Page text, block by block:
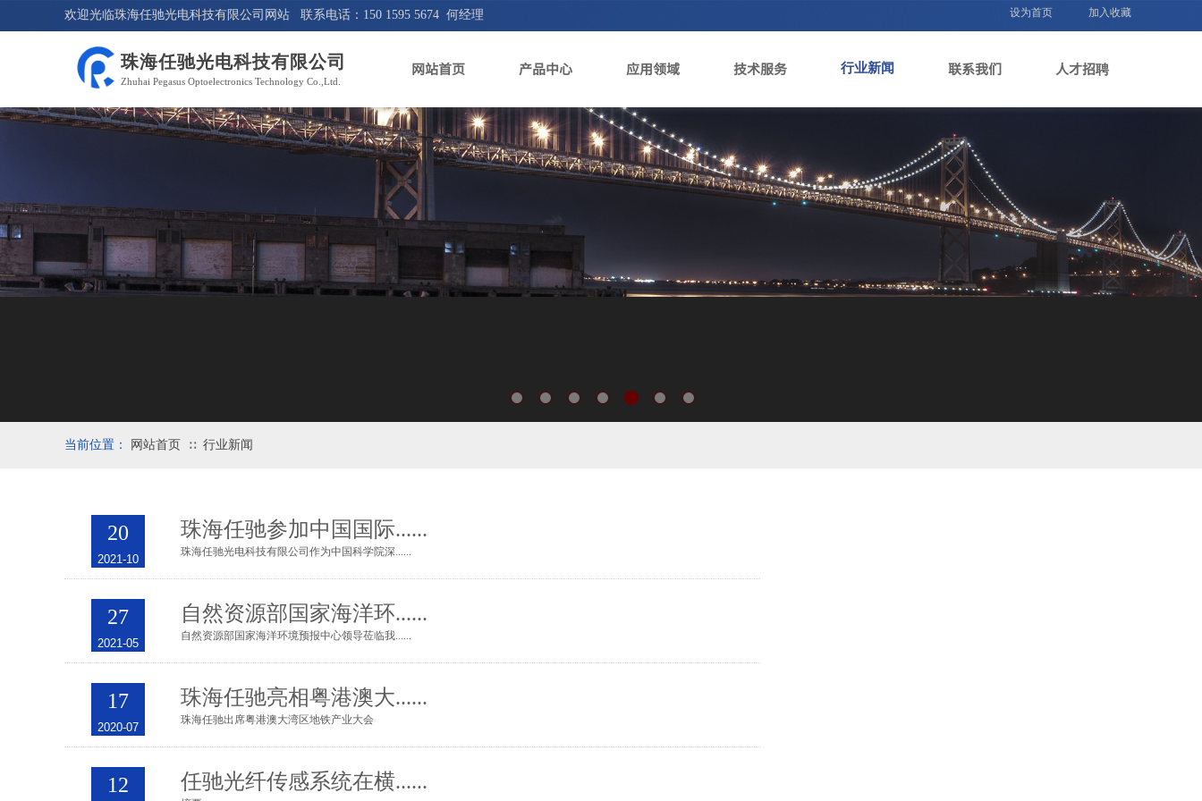
欢迎光临珠海任驰光电科技有限公司网站 联系电话：150 1595 5674 何经理 设为首页 加入收藏
珠海任驰光电科技有限公司
Zhuhai Pegasus Optoelectronics Technology Co.,Ltd.
网站首页 产品中心 应用领域 技术服务 行业新闻 联系我们 人才招聘
当前位置： 网站首页 ∷ 行业新闻
20
2021-10
珠海任驰参加中国国际......
珠海任驰光电科技有限公司作为中国科学院深......
27
2021-05
自然资源部国家海洋环......
自然资源部国家海洋环境预报中心领导莅临我......
17
2020-07
珠海任驰亮相粤港澳大......
珠海任驰出席粤港澳大湾区地铁产业大会
12 任驰光纤传感系统在横......